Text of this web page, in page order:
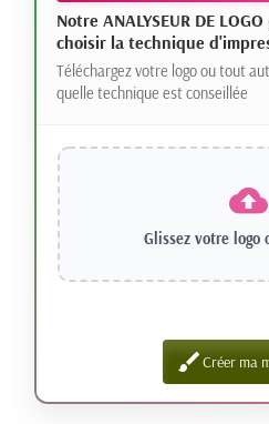
Notre ANALYSEUR DE
choisir la technique
Téléchargez votre logo ou tout
quelle technique est conseillée
Glissez votre logo
brushCréer ma